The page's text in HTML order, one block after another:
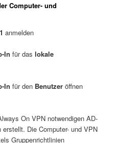
Computer- und
anmelden
In für das lokale
In für den Benutzeröffnen
On VPN notwendigen AD-
Die Computer- und VPN
Gruppenrichtlinien